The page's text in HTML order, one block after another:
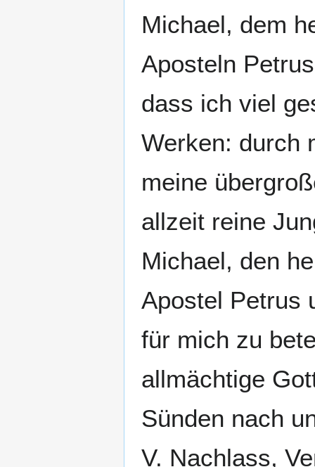
Michael, dem
Aposteln
dass ich viel
Werken: durch
meine
allzeit reine
Michael, den
Apostel Petrus
für mich zu
allmächtige
Sünden nach
V. Nachlass,